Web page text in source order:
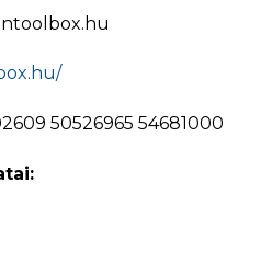
50526965 54681000